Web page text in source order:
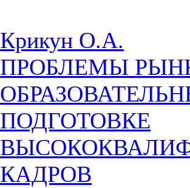
Крикун О.А.
ПРОБЛЕМЫ
ПОДГОТОВКЕ
КАДРОВ